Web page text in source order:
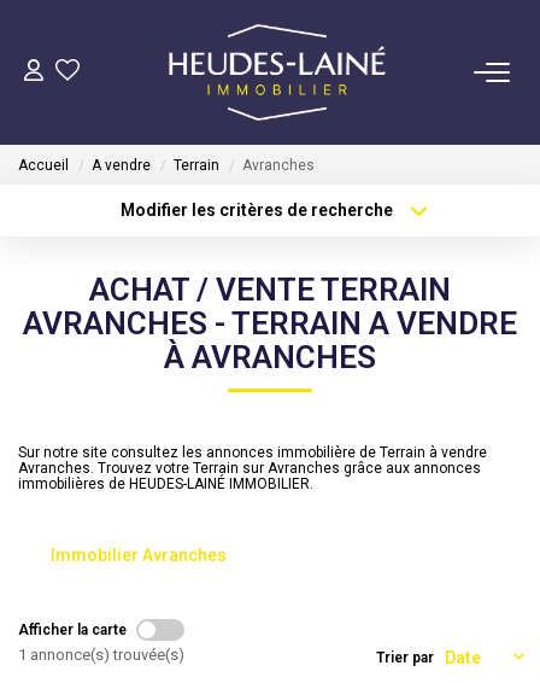
VENDRE
GÉRER
Mise En Location
Accueil A vendre Terrain Avranches
Modifier les critères de recherche
Sélectionnez...
Type de bien
Surface min
Plus de critères
ACHAT / VENTE TERRAIN
AVRANCHES - TERRAIN A VENDRE
À AVRANCHES
Sur notre site consultez les annonces immobilière de Terrain à vendre
Avranches. Trouvez votre Terrain sur Avranches grâce aux annonces
immobilières de HEUDES-LAINÉ IMMOBILIER.
Immobilier Avranches
Afficher la carte
1 annonce(s) trouvée(s) Trier par